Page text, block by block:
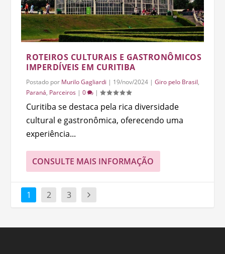
ROTEIROS CULTURAIS E GASTRONÔMICOS
IMPERDÍVEIS EM CURITIBA
Postado por Murilo Gagliardi | 19/nov/2024 |Giro pelo Brasil,
Paraná, Parceiros |0 |
Curitiba se destaca pela rica diversidade
cultural e gastronômica, oferecendo uma
experiência...
CONSULTE MAIS INFORMAÇÃO
1 2 3